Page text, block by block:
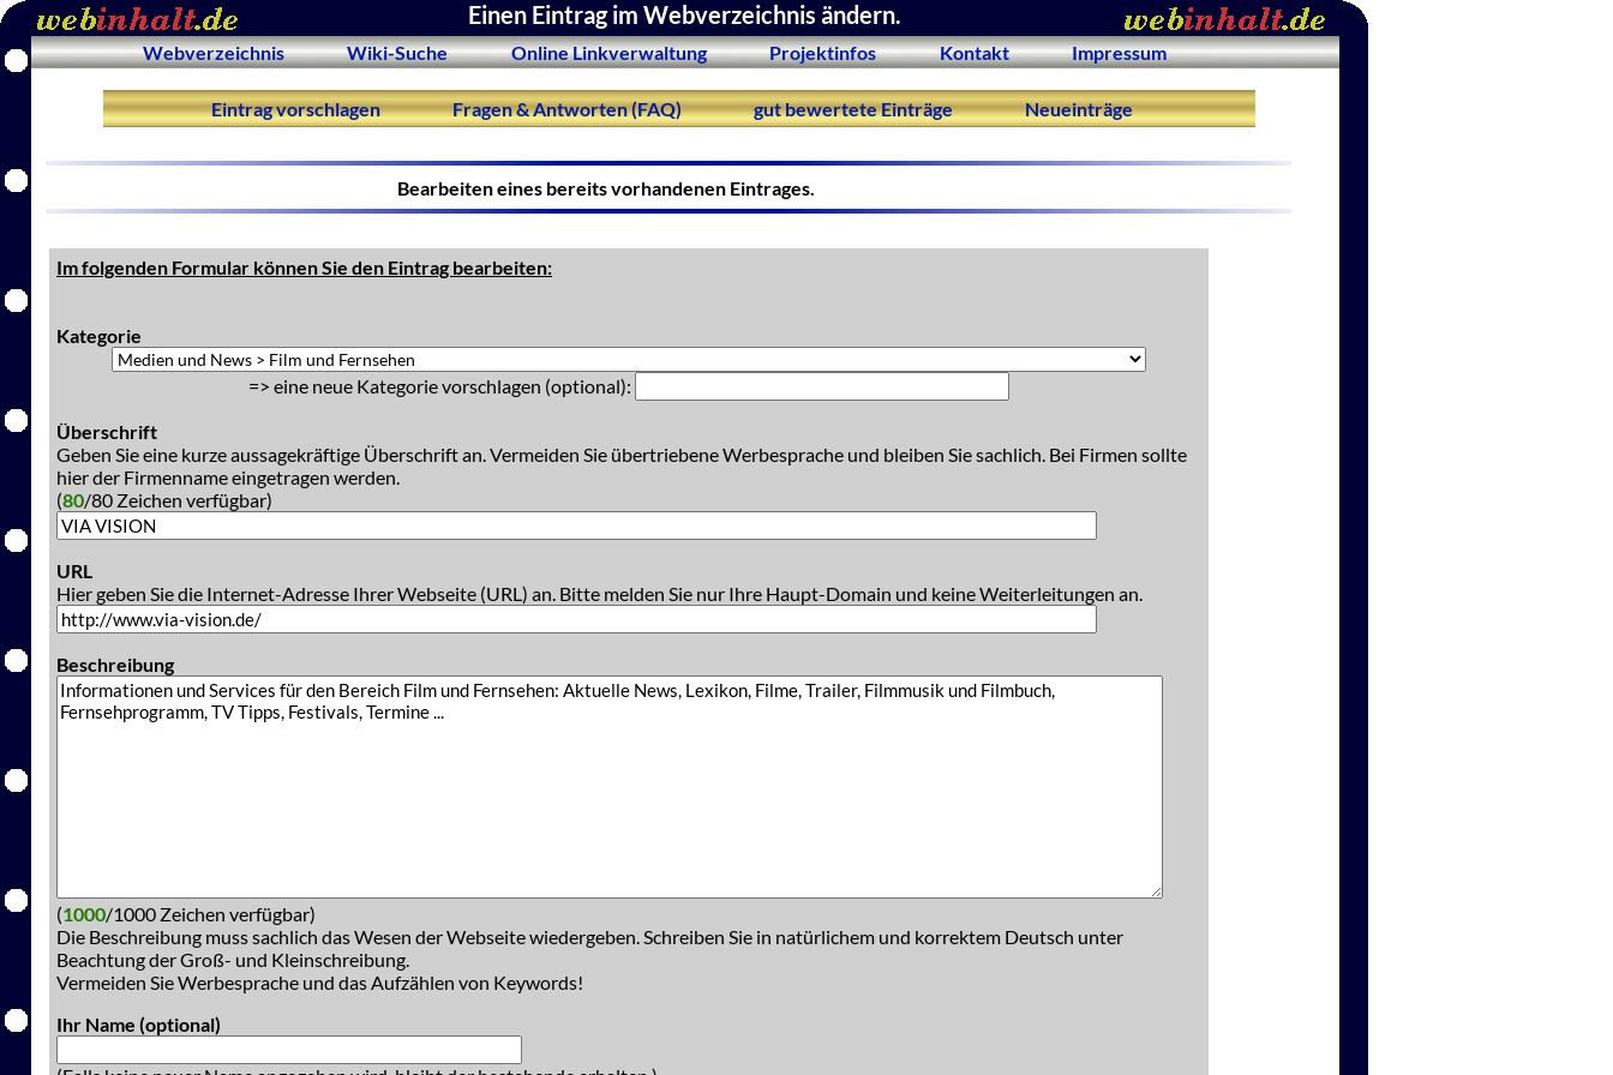
Einen Eintrag im Webverzeichnis ändern.
Webverzeichnis Wiki-Suche Online Linkverwaltung Projektinfos Kontakt Impressum
Eintrag vorschlagen Fragen & Antworten (FAQ) gut bewertete Einträge Neueinträge
Bearbeiten eines bereits vorhandenen Eintrages.
Im folgenden Formular können Sie den Eintrag bearbeiten:
Kategorie
=> eine neue Kategorie vorschlagen (optional):
Überschrift
Geben Sie eine kurze aussagekräftige Überschrift an. Vermeiden Sie übertriebene Werbesprache und bleiben Sie sachlich. Bei Firmen sollte
hier der Firmenname eingetragen werden.
(80/80 Zeichen verfügbar)
URL
Hier geben Sie die Internet-Adresse Ihrer Webseite (URL) an. Bitte melden Sie nur Ihre Haupt-Domain und keine Weiterleitungen an.
Beschreibung
(1000/1000 Zeichen verfügbar)
Die Beschreibung muss sachlich das Wesen der Webseite wiedergeben. Schreiben Sie in natürlichem und korrektem Deutsch unter
Beachtung der Groß- und Kleinschreibung.
Vermeiden Sie Werbesprache und das Aufzählen von Keywords!
Ihr Name (optional)